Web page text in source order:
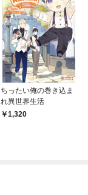
ちったい俺の巻き込ま
れ異世界生活
1,320